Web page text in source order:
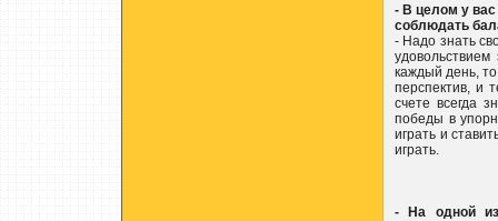
- В целом у вас
соблюдать
- Надо знать
каждый день,
перспектив, и
счете всегда
победы в
играть и
играть.
- На одной